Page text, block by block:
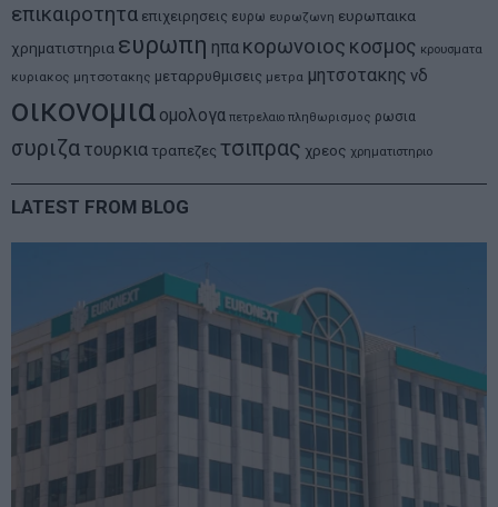
επικαιροτητα επιχειρησεις ευρω ευρωζωνη ευρωπαικα
χρηματιστηρια ευρωπη ηπα κορωνοιος κοσμος κρουσματα
κυριακος μητσοτακης μεταρρυθμισεις μετρα μητσοτακης νδ
οικονομια ομολογα πετρελαιο πληθωρισμος ρωσια
συριζα τουρκια τραπεζες τσιπρας χρεος χρηματιστηριο
LATEST FROM BLOG